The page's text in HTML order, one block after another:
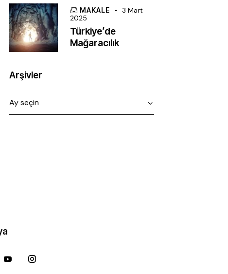
MAKALE
3 Mart
2025
Türkiye’de
Mağaracılık
Arşivler